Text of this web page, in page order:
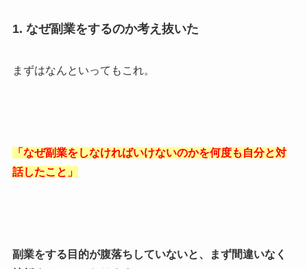
1. なぜ副業をするのか考え抜いた
まずはなんといってもこれ。
「なぜ副業をしなければいけないのかを何度も自分と対
話したこと」
副業をする目的が腹落ちしていないと、まず間違いなく